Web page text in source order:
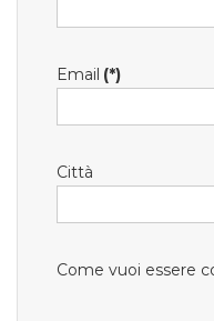
Email (*)
Città
Come vuoi essere